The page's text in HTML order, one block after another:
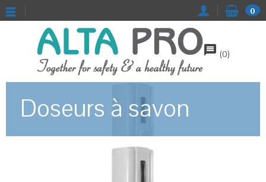
0
message (0)
Doseurs à savon